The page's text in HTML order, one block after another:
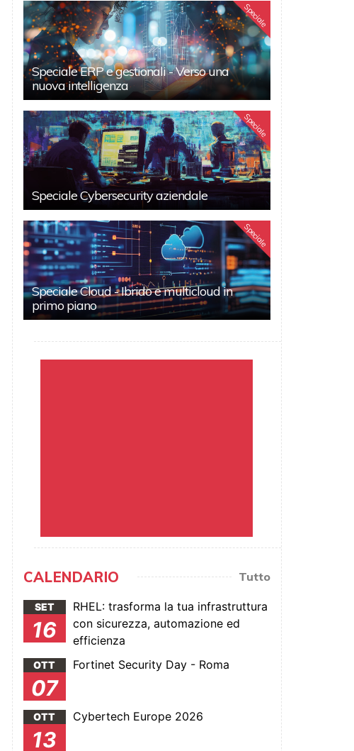
Speciale
Speciale ERP e gestionali - Verso una
nuova intelligenza
Speciale
Speciale Cybersecurity aziendale
Speciale
Speciale Cloud - Ibrido e multicloud in
primo piano
CALENDARIO Tutto
SET
16
RHEL: trasforma la tua infrastruttura
con sicurezza, automazione ed
efficienza
OTT
07
Fortinet Security Day - Roma
OTT
13
Cybertech Europe 2026